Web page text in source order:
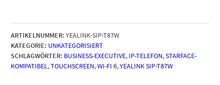
ARTIKELNUMMER: YEALINK-SIP-T87W
KATEGORIE: UNKATEGORISIERT
SCHLAGWÖRTER: BUSINESS-EXECUTIVE, IP-TELEFON,STARFACE-
KOMPATIBEL,TOUCHSCREEN,WI-FI 6,YEALINK SIP-T87W